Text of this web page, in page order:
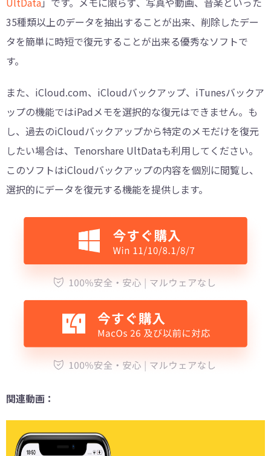
35種類以上のデータを抽出することが出来、削除したデー
タを簡単に時短で復元することが出来る優秀なソフトで
す。
また、iCloud.com、iCloudバックアップ、iTunesバックア
ップの機能ではiPadメモを選択的な復元はできません。も
し、過去のiCloudバックアップから特定のメモだけを復元
したい場合は、Tenorshare UltDataも利用してください。
このソフトはiCloudバックアップの内容を個別に閲覧し、
選択的にデータを復元する機能を提供します。
関連動画：